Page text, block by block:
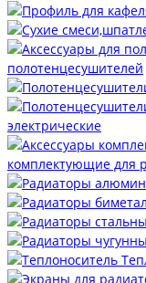
полотенцесушителей
электрические
комплектующие для